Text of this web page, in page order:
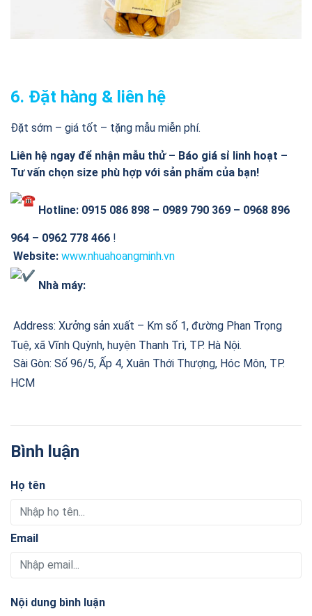
6. Đặt hàng & liên hệ
Đặt sớm – giá tốt – tặng mẫu miễn phí.
Liên hệ ngay để nhận mẫu thử – Báo giá sỉ linh hoạt –
Tư vấn chọn size phù hợp với sản phẩm của bạn!
Hotline: 0915 086 898 – 0989 790 369 – 0968 896
964 – 0962 778 466 !
Website: www.nhuahoangminh.vn
Nhà máy:
Address: Xưởng sản xuất – Km số 1, đường Phan Trọng
Tuệ, xã Vĩnh Quỳnh, huyện Thanh Trì, TP. Hà Nội.
Sài Gòn: Số 96/5, Ấp 4, Xuân Thới Thượng, Hóc Môn, TP.
HCM
Bình luận
Họ tên
Email
Nội dung bình luận